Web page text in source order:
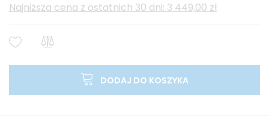
Najniższa cena z ostatnich 30 dni: 3 449,00 zł
DODAJ DO KOSZYKA